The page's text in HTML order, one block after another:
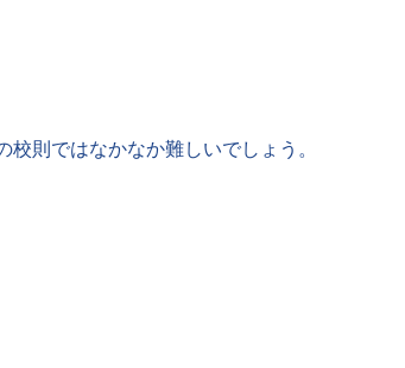
則ではなかなか難しいでしょう。